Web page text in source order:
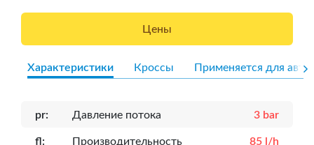
Цены
Характеристики Кроссы Применяется для авто
pr: Давление потока 3 bar
fl: Производительность 85 l/h